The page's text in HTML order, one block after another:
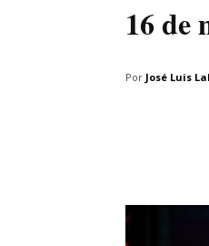
16 de
Por José Luis